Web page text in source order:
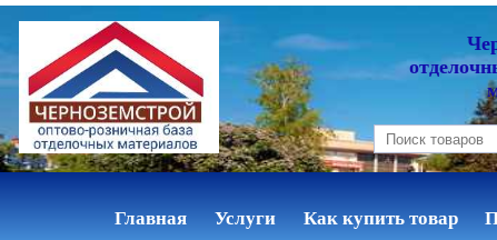
Главная Услуги Как купить товар